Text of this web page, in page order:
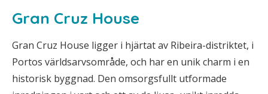
Gran Cruz House
Gran Cruz House ligger i hjärtat av Ribeira-distriktet, i
Portos världsarvsområde, och har en unik charm i en
historisk byggnad. Den omsorgsfullt utformade